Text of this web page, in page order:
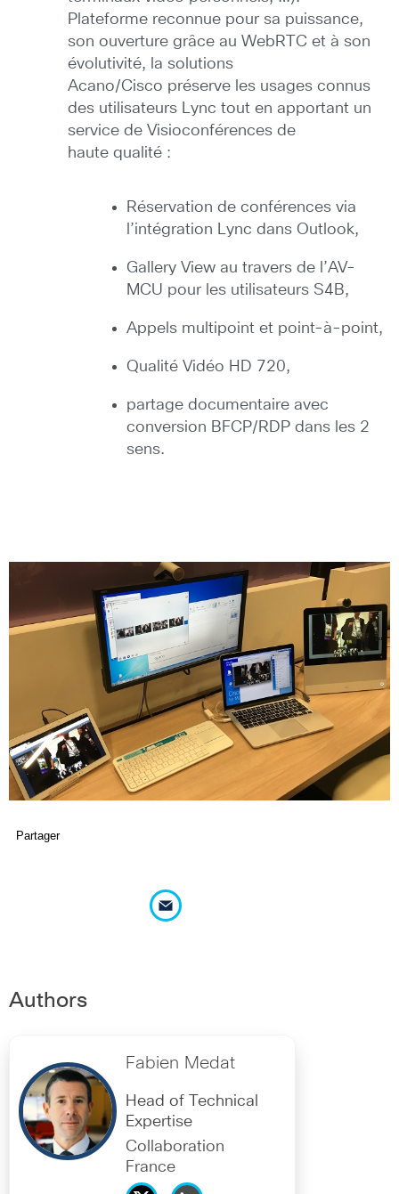
Plateforme reconnue pour sa puissance,
son ouverture grâce au WebRTC et à son
évolutivité, la solutions
Acano/Cisco préserve les usages connus
des utilisateurs Lync tout en apportant un
service de Visioconférences de
haute qualité :
Réservation de conférences via
l’intégration Lync dans Outlook,
Gallery View au travers de l’AV-
MCU pour les utilisateurs S4B,
Appels multipoint et point-à-point,
Qualité Vidéo HD 720,
partage documentaire avec
conversion BFCP/RDP dans les 2
sens.
Partager
Authors
Fabien Medat
Head of Technical
Expertise
Collaboration
France